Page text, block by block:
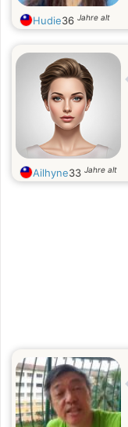
Hudie36 Jahre alt
Ailhyne33 Jahre alt